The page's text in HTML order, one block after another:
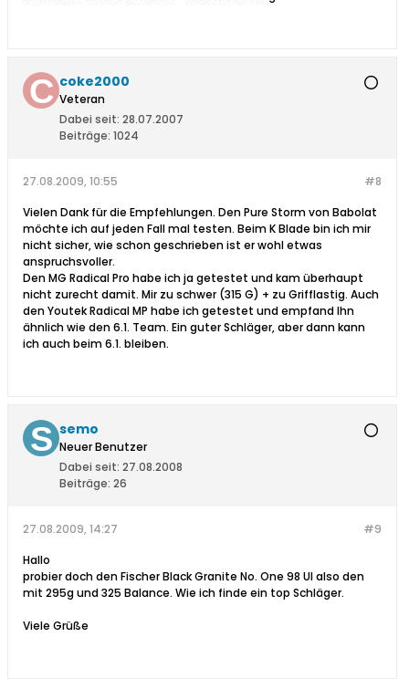
coke2000
Veteran
Dabei seit: 28.07.2007
Beiträge: 1024
#8
27.08.2009, 10:55
Vielen Dank für die Empfehlungen. Den Pure Storm von Babolat
möchte ich auf jeden Fall mal testen. Beim K Blade bin ich mir
nicht sicher, wie schon geschrieben ist er wohl etwas
anspruchsvoller.
Den MG Radical Pro habe ich ja getestet und kam überhaupt
nicht zurecht damit. Mir zu schwer (315 G) + zu Grifflastig. Auch
den Youtek Radical MP habe ich getestet und empfand Ihn
ähnlich wie den 6.1. Team. Ein guter Schläger, aber dann kann
ich auch beim 6.1. bleiben.
semo
Neuer Benutzer
Dabei seit: 27.08.2008
Beiträge: 26
#9
27.08.2009, 14:27
Hallo
probier doch den Fischer Black Granite No. One 98 Ul also den
mit 295g und 325 Balance. Wie ich finde ein top Schläger.
Viele Grüße